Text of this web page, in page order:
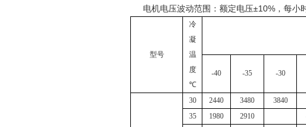
电机电压波动范围：额定电压±10%，每小
型号
冷
凝
温
度
℃
-40 -35 -30
30 2440 3480 3840
35
1980 2910